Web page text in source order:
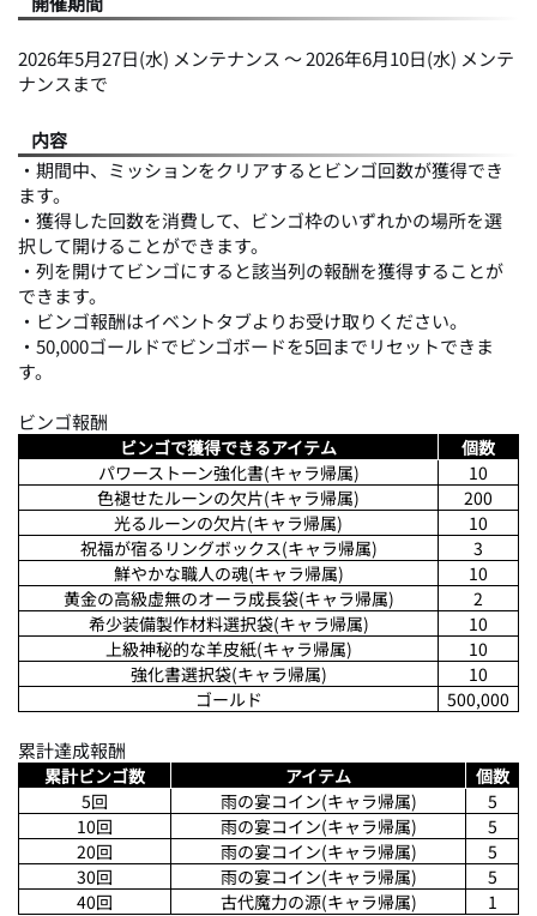
2026年5月27日(水) メンテナンス ～ 2026年6月10日(水) メンテ
ナンスまで
内容
・期間中、ミッションをクリアするとビンゴ回数が獲得でき
ます。
・獲得した回数を消費して、ビンゴ枠のいずれかの場所を選
択して開けることができます。
・列を開けてビンゴにすると該当列の報酬を獲得することが
できます。
・ビンゴ報酬はイベントタブよりお受け取りください。
・50,000ゴールドでビンゴボードを5回までリセットできま
す。
ビンゴ報酬
ビンゴで獲得できるアイテム
個数
パワーストーン強化書(キャラ帰属)
10
色褪せたルーンの欠片(キャラ帰属)
200
光るルーンの欠片(キャラ帰属)
10
祝福が宿るリングボックス(キャラ帰属)
3
鮮やかな職人の魂(キャラ帰属)
10
黄金の高級虚無のオーラ成長袋(キャラ帰属)
2
希少装備製作材料選択袋(キャラ帰属)
10
上級神秘的な羊皮紙(キャラ帰属)
10
強化書選択袋(キャラ帰属)
10
ゴールド
500,000
累計達成報酬
累計ビンゴ数 アイテム
個数
5回
雨の宴コイン(キャラ帰属)
5
10回
雨の宴コイン(キャラ帰属)
5
20回
雨の宴コイン(キャラ帰属)
5
30回
雨の宴コイン(キャラ帰属)
5
40回
古代魔力の源(キャラ帰属) 1